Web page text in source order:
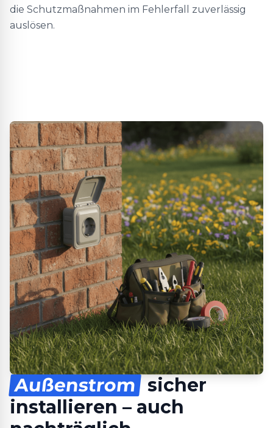
die Schutzmaßnahmen im Fehlerfall zuverlässig
auslösen.
Außenstrom sicher
installieren – auch